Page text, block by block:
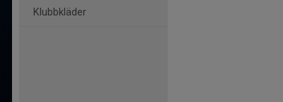
Klubbkläder